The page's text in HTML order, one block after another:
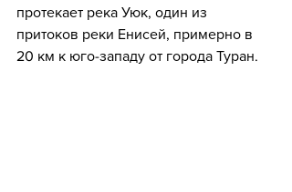
протекает река Уюк, один из
притоков реки Енисей, примерно в
20 км к юго-западу от города Туран.